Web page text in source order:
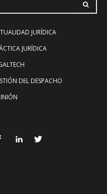
JURÍDICA
JURÍDICA
DEL DESPACHO